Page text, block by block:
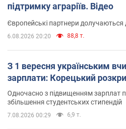
підтримку аграріїв. Відео
Європейські партнери долучаються
6.08.2026 20:20 88,8 т.
З 1 вересня українським
зарплати: Корецький
Одночасно з підвищенням зарплат
збільшення студентських стипендій
7.08.2026 00:29 6,9 т.